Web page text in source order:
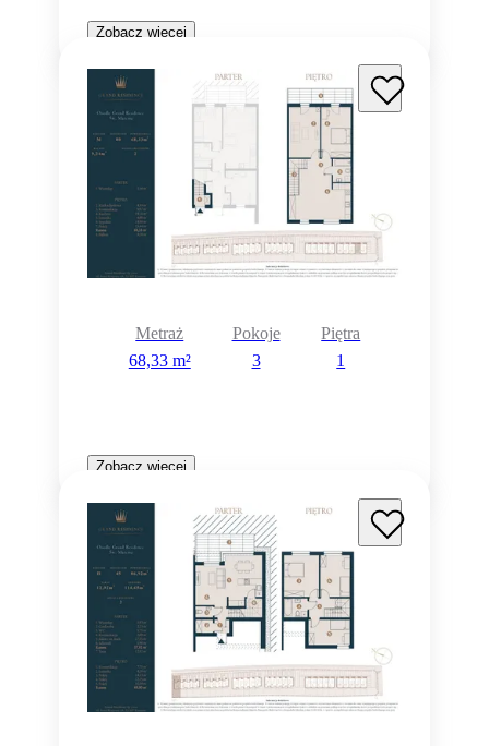
Zobacz więcej
Metraż
68,33 m²
Pokoje
3
Piętra
1
Zobacz więcej